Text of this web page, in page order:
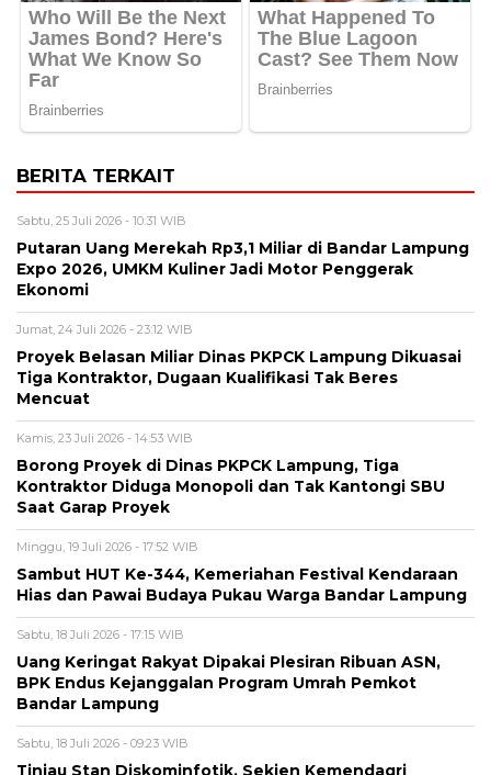
BERITA TERKAIT
Sabtu, 25 Juli 2026 - 10:31 WIB
Putaran Uang Merekah Rp3,1 Miliar di Bandar Lampung
Expo 2026, UMKM Kuliner Jadi Motor Penggerak
Ekonomi
Jumat, 24 Juli 2026 - 23:12 WIB
Proyek Belasan Miliar Dinas PKPCK Lampung Dikuasai
Tiga Kontraktor, Dugaan Kualifikasi Tak Beres
Mencuat
Kamis, 23 Juli 2026 - 14:53 WIB
Borong Proyek di Dinas PKPCK Lampung, Tiga
Kontraktor Diduga Monopoli dan Tak Kantongi SBU
Saat Garap Proyek
Minggu, 19 Juli 2026 - 17:52 WIB
Sambut HUT Ke-344, Kemeriahan Festival Kendaraan
Hias dan Pawai Budaya Pukau Warga Bandar Lampung
Sabtu, 18 Juli 2026 - 17:15 WIB
Uang Keringat Rakyat Dipakai Plesiran Ribuan ASN,
BPK Endus Kejanggalan Program Umrah Pemkot
Bandar Lampung
Sabtu, 18 Juli 2026 - 09:23 WIB
Tinjau Stan Diskominfotik, Sekjen Kemendagri